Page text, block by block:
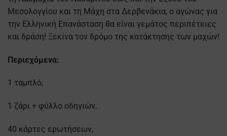
Μεσολογγίου και τη Μάχη στα Δερβενάκια, ο αγώνας για
την Ελληνική Επανάσταση θα είναι γεμάτος περιπέτειες
και δράση! Ξεκίνα τον δρόμο της κατάκτησης των μαχών!
Περιεχόμενα:
1 ταμπλό,
1 ζάρι + φύλλο οδηγιών,
40 κάρτες ερωτήσεων,